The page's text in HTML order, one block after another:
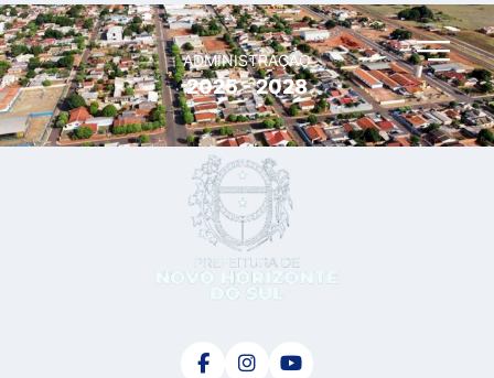
ADMINISTRAÇÃO
2025 - 2028